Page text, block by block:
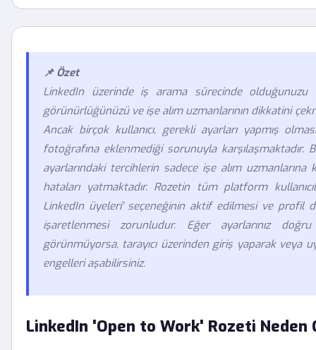
📌 Özet
LinkedIn üzerinde iş arama sürecinde
görünürlüğünüzü ve işe alım uzmanlarının dikkatini
Ancak birçok kullanıcı, gerekli ayarları yapmış
fotoğrafına eklenmediği sorunuyla
ayarlarındaki tercihlerin sadece işe alım uzmanlarına
hataları yatmaktadır. Rozetin tüm platform
LinkedIn üyeleri' seçeneğinin aktif edilmesi ve profil
işaretlenmesi zorunludur. Eğer ayarlarınız
görünmüyorsa, tarayıcı üzerinden giriş yaparak veya
engelleri aşabilirsiniz.
LinkedIn 'Open to Work' Rozeti Neden